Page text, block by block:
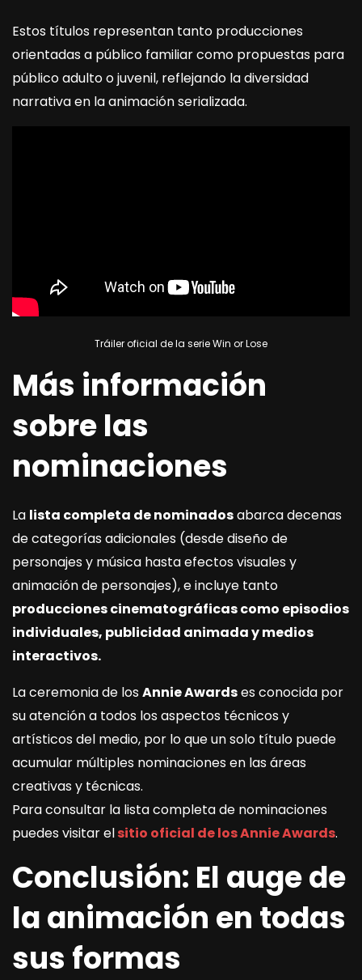
Estos títulos representan tanto producciones
orientadas a público familiar como propuestas para
público adulto o juvenil, reflejando la diversidad
narrativa en la animación serializada.
Tráiler oficial de la serie Win or Lose
Más información
sobre las
nominaciones
La lista completa de nominadosabarca decenas
de categorías adicionales (desde diseño de
personajes y música hasta efectos visuales y
animación de personajes), e incluye tanto
producciones cinematográficas como episodios
individuales, publicidad animada y medios
interactivos.
La ceremonia de losAnnie Awardses conocida por
su atención a todos los aspectos técnicos y
artísticos del medio, por lo que un solo título puede
acumular múltiples nominaciones en las áreas
creativas y técnicas.
Para consultar la lista completa de nominaciones
puedes visitar elsitio oficial de los Annie Awards.
Conclusión: El auge de
la animación en todas
sus formas